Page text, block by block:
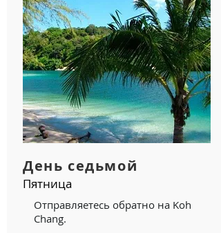
День седьмой
Пятница
Отправляетесь обратно на Koh
Chang.